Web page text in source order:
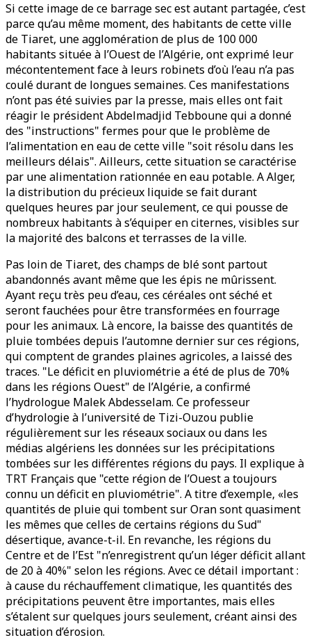
Si cette image de ce barrage sec est autant partagée, c’est
parce qu’au même moment, des habitants de cette ville
de Tiaret, une agglomération de plus de 100 000
habitants située à l’Ouest de l’Algérie, ont exprimé leur
mécontentement face à leurs robinets d’où l’eau n’a pas
coulé durant de longues semaines. Ces manifestations
n’ont pas été suivies par la presse, mais elles ont fait
réagir le président Abdelmadjid Tebboune qui a donné
des "instructions" fermes pour que le problème de
l’alimentation en eau de cette ville "soit résolu dans les
meilleurs délais". Ailleurs, cette situation se caractérise
par une alimentation rationnée en eau potable. A Alger,
la distribution du précieux liquide se fait durant
quelques heures par jour seulement, ce qui pousse de
nombreux habitants à s’équiper en citernes, visibles sur
la majorité des balcons et terrasses de la ville.
Pas loin de Tiaret, des champs de blé sont partout
abandonnés avant même que les épis ne mûrissent.
Ayant reçu très peu d’eau, ces céréales ont séché et
seront fauchées pour être transformées en fourrage
pour les animaux. Là encore, la baisse des quantités de
pluie tombées depuis l’automne dernier sur ces régions,
qui comptent de grandes plaines agricoles, a laissé des
traces. "Le déficit en pluviométrie a été de plus de 70%
dans les régions Ouest" de l’Algérie, a confirmé
l’hydrologue Malek Abdesselam. Ce professeur
d’hydrologie à l’université de Tizi-Ouzou publie
régulièrement sur les réseaux sociaux ou dans les
médias algériens les données sur les précipitations
tombées sur les différentes régions du pays. Il explique à
TRT Français que "cette région de l’Ouest a toujours
connu un déficit en pluviométrie". A titre d’exemple, «les
quantités de pluie qui tombent sur Oran sont quasiment
les mêmes que celles de certains régions du Sud"
désertique, avance-t-il. En revanche, les régions du
Centre et de l’Est "n’enregistrent qu’un léger déficit allant
de 20 à 40%" selon les régions. Avec ce détail important :
à cause du réchauffement climatique, les quantités des
précipitations peuvent être importantes, mais elles
s’étalent sur quelques jours seulement, créant ainsi des
situation d’érosion.